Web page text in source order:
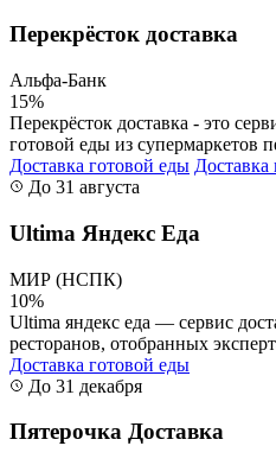
Перекрёсток доставка
Альфа-Банк
15%
Перекрёсток доставка - это
готовой еды из супермаркетов
Доставка готовой еды Доставка
До 31 августа
Ultima Яндекс Еда
МИР (НСПК)
10%
Ultima яндекс еда — сервис
ресторанов, отобранных
Доставка готовой еды
До 31 декабря
Пятерочка Доставка